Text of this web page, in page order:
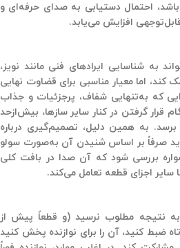
احتمال دستیابی به صدای حرفه‌ای و
افزایش می‌یابد.
به شناسایی ایرادهای فنی مانند نویز،
کند، امامعیار مناسبی برای قضاوت نهایی
که به‌تنهایی شفاف، پرجزئیات و جذاب
گرفتن در کنار سایر سازها، بیش‌ازحد
به همین دلیل، تصمیم‌گیری درباره
صرفاً بر اساس شنیدن آن به‌صورت سولو
بررسی شود که آن صدا در بافت کلی
اجزای قطعه تعامل می‌کند.
به نتیجه مطلوب نرسید (و قطعاً پیش از
ضبط کنید، آن را برای نوازنده پخش کنید